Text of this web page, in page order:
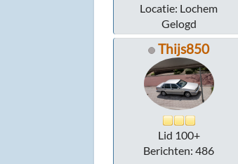
Locatie: Lochem
Gelogd
Thijs850
Lid 100+
Berichten: 486